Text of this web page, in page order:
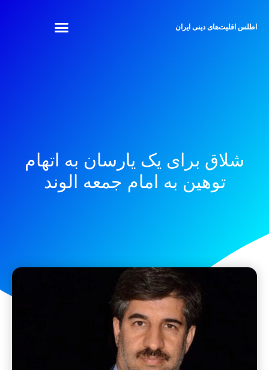
اطلس اقلیت‌های دینی ایران
شلاق برای یک یارسان به اتهام
توهین به امام جمعه الوند